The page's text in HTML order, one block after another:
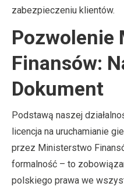
zabezpieczeniu klientów.
Pozwolenie
Finansów:
Dokument
Podstawą naszej
licencja na uruchamianie
przez Ministerstwo
formalność – to
polskiego prawa we